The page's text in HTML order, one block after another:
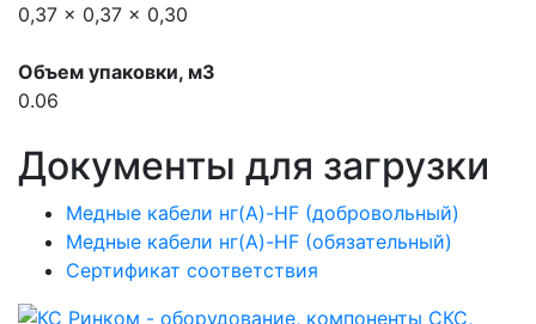
0,37 x 0,37 x 0,30
Объем упаковки, м3
0.06
Документы для загрузки
Медные кабели нг(A)-HF (добровольный)
Медные кабели нг(A)-HF (обязательный)
Сертификат соответствия